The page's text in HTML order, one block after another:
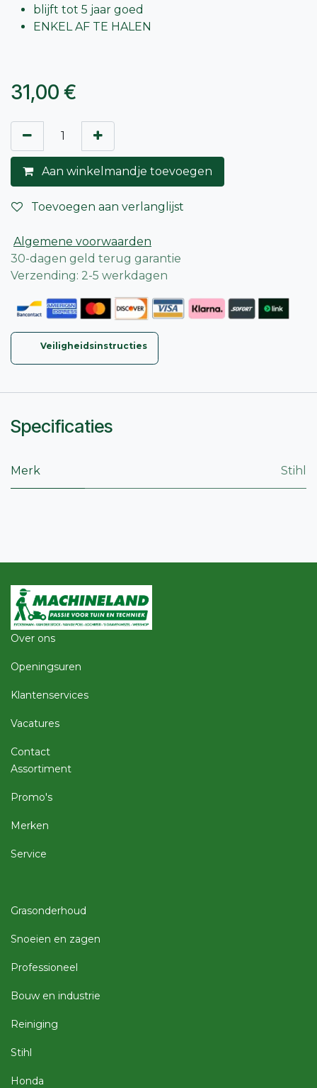
blijft tot 5 jaar goed
ENKEL AF TE HALEN
31,00 €
Aan winkelmandje toevoegen
Toevoegen aan verlanglijst
Algemene voorwaarden
30-dagen geld terug garantie
Verzending: 2-5 werkdagen
Veiligheidsinstructies
Specificaties
Merk Stihl
Grasonderhoud
Snoeien en zagen
Professioneel
Bouw en industrie
Reiniging
Over ons
Openingsuren
Klantenservices
Vacatures
Contact
Assortiment
Promo's
Merken
Service
Stihl
Honda